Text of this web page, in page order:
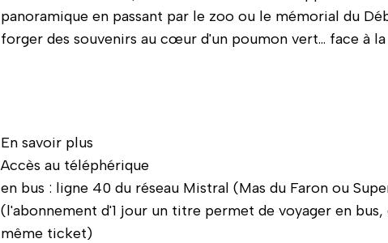
panoramique en passant par le zoo ou le mémorial du
forger des souvenirs au cœur d'un poumon vert... face à
En savoir plus
Accès au téléphérique
en bus : ligne 40 du réseau Mistral (Mas du Faron ou
(l'abonnement d'1 jour un titre permet de voyager en
même ticket)